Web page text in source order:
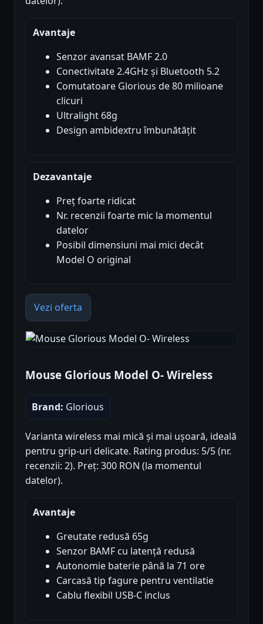
Avantaje
Senzor avansat BAMF 2.0
Conectivitate 2.4GHz și Bluetooth 5.2
Comutatoare Glorious de 80 milioane
clicuri
Ultralight 68g
Design ambidextru îmbunătățit
Dezavantaje
Preț foarte ridicat
Nr. recenzii foarte mic la momentul
datelor
Posibil dimensiuni mai mici decât
Model O original
Vezi oferta
Mouse Glorious Model O- Wireless
Brand: Glorious
Varianta wireless mai mică și mai ușoară, ideală
pentru grip-uri delicate. Rating produs: 5/5 (nr.
recenzii: 2). Preț: 300 RON (la momentul
datelor).
Avantaje
Greutate redusă 65g
Senzor BAMF cu latență redusă
Autonomie baterie până la 71 ore
Carcasă tip fagure pentru ventilatie
Cablu flexibil USB-C inclus